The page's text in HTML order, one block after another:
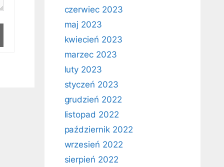
czerwiec 2023
maj 2023
kwiecień 2023
marzec 2023
luty 2023
styczeń 2023
grudzień 2022
listopad 2022
październik 2022
wrzesień 2022
sierpień 2022